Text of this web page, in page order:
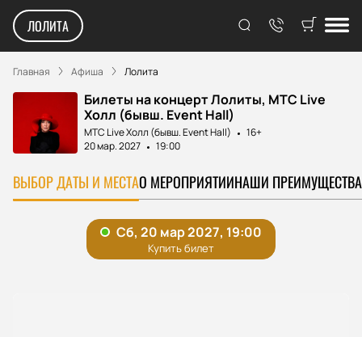
ЛОЛИТА
Главная Афиша Лолита
Билеты на концерт Лолиты, МТС Live
Холл (бывш. Event Hall)
МТС Live Холл (бывш. Event Hall)
16+
20 мар. 2027
19:00
ВЫБОР ДАТЫ И МЕСТАО МЕРОПРИЯТИИНАШИ ПРЕИМУЩЕСТВА